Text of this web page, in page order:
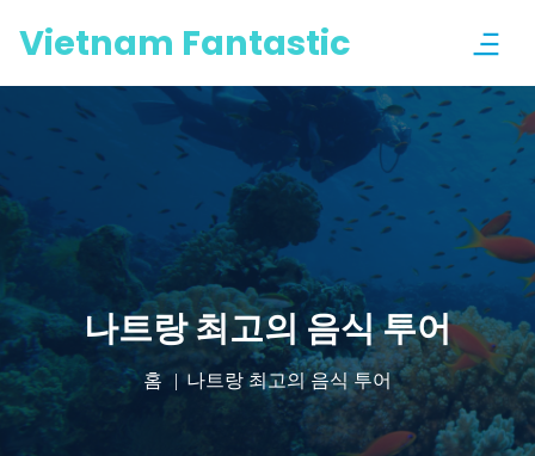
Vietnam Fantastic
나트랑 최고의 음식 투어
홈 나트랑 최고의 음식 투어